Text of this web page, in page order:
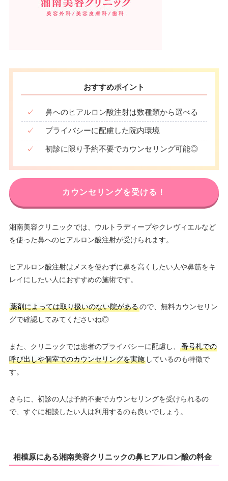
おすすめポイント
✓ 鼻へのヒアルロン酸注射は数種類から選べる
✓ プライバシーに配慮した院内環境
✓ 初診に限り予約不要でカウンセリング可能◎
カウンセリングを受ける！
湘南美容クリニックでは、ウルトラディープやクレヴィエルなど
を使った鼻へのヒアルロン酸注射が受けられます。
ヒアルロン酸注射はメスを使わずに鼻を高くしたい人や鼻筋をキ
レイにしたい人におすすめの施術です。
薬剤によっては取り扱いのない院があるので、無料カウンセリン
グで確認してみてくださいね◎
また、クリニックでは患者のプライバシーに配慮し、
番号札での
呼び出しや個室でのカウンセリングを実施しているのも特徴で
す。
さらに、初診の人は予約不要でカウンセリングを受けられるの
で、すぐに相談したい人は利用するのも良いでしょう。
相模原にある湘南美容クリニックの鼻ヒアルロン酸の料金